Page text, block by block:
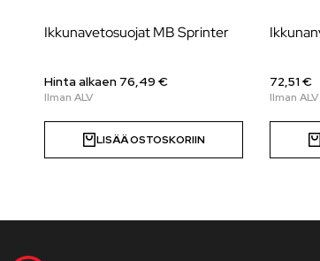
Ikkunavetosuojat MB Sprinter
Hinta alkaen 76,49 €
LISÄÄ OSTOSKORIIN
72,51 €